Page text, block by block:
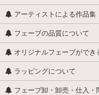
アーティストによる作品集
フェーブの品質について
オリジナルフェーブができ
ラッピングについて
フェーブ卸・卸売・仕入